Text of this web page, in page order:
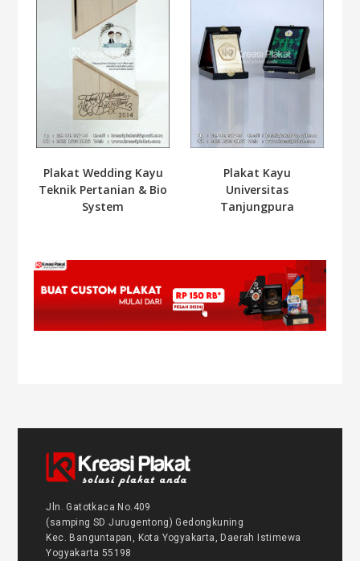
Plakat Wedding Kayu
Teknik Pertanian & Bio
System
Plakat Kayu
Universitas
Tanjungpura
Jln. Gatotkaca No.409
(samping SD Jurugentong) Gedongkuning
Kec. Banguntapan, Kota Yogyakarta, Daerah Istimewa
Yogyakarta 55198